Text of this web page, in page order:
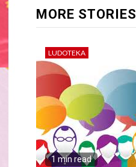
MORE STORIES
LUDOTEKA
1 min read